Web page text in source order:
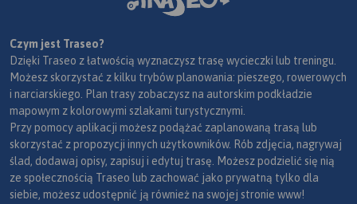
Czym jest Traseo?
Dzięki Traseo z łatwością wyznaczysz trasę wycieczki lub treningu.
Możesz skorzystać z kilku trybów planowania: pieszego, rowerowych
i narciarskiego. Plan trasy zobaczysz na autorskim podkładzie
mapowym z kolorowymi szlakami turystycznymi.
Przy pomocy aplikacji możesz podążać zaplanowaną trasą lub
skorzystać z propozycji innych użytkowników. Rób zdjęcia, nagrywaj
ślad, dodawaj opisy, zapisuj i edytuj trasę. Możesz podzielić się nią
ze społecznością Traseo lub zachować jako prywatną tylko dla
siebie, możesz udostępnić ją również na swojej stronie www!